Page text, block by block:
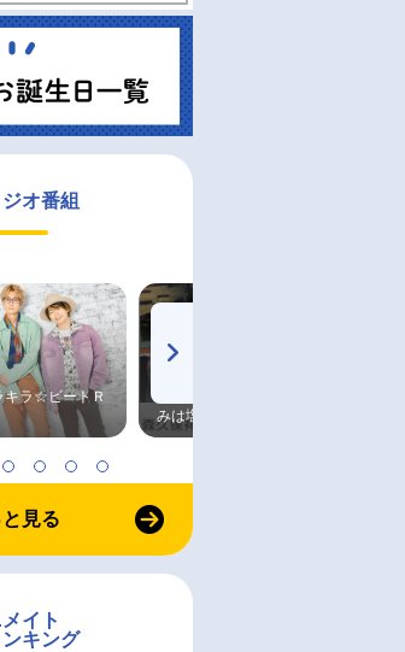
お取り寄せ
03/28 発売
ムック】サンライズ・メカニ
ク列伝 ダブル・リバイバル
編
￥3,300
オ番組
キラ☆ビートＲ
みは塩だけ
と見る
イト
キング